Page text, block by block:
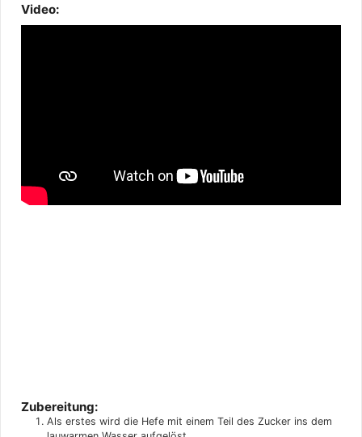
Video:
Zubereitung:
Als erstes wird die Hefe mit einem Teil des Zucker ins dem